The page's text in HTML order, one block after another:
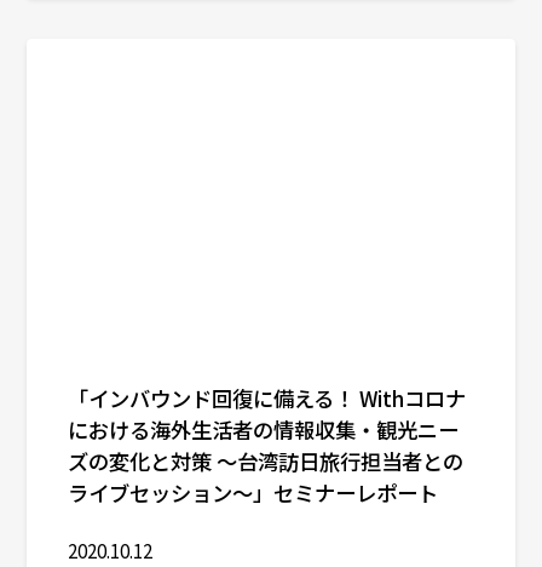
「インバウンド回復に備える！ Withコロナ
における海外生活者の情報収集・観光ニー
ズの変化と対策 ～台湾訪日旅行担当者との
ライブセッション～」セミナーレポート
2020.10.12